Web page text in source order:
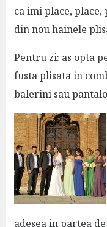
ca imi place,
din nou hainele
Pentru zi: as opta
fusta plisata in
balerini sau
adesea in partea